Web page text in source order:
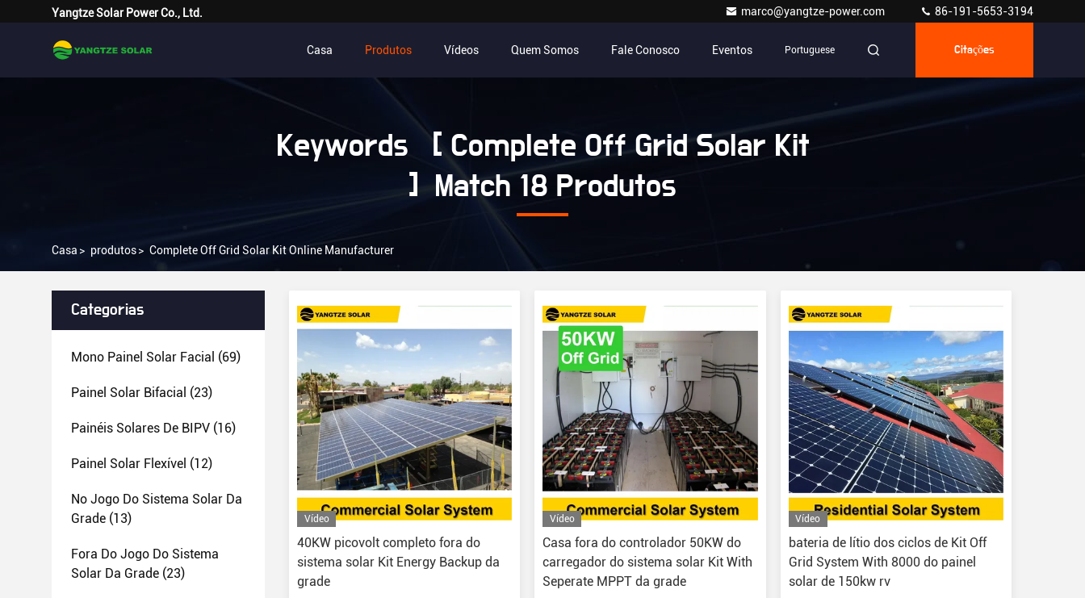
Yangtze Solar Power Co., Ltd. marco@yangtze-power.com 86-191-5653-3194
Casa Produtos Vídeos Quem Somos Fale Conosco Eventos Portuguese Citações
Keywords [ Complete Off Grid Solar Kit
] Match 18 Produtos
Casa > produtos> Complete Off Grid Solar Kit Online Manufacturer
Categorias
Mono Painel Solar Facial (69)
Painel Solar Bifacial (23)
Painéis Solares De BIPV (16)
Painel Solar Flexível (12)
No Jogo Do Sistema Solar Da
Grade (13)
Fora Do Jogo Do Sistema
Solar Da Grade (23)
Vídeo
40KW picovolt completo fora do
sistema solar Kit Energy Backup da
grade
Vídeo
Casa fora do controlador 50KW do
carregador do sistema solar Kit With
Seperate MPPT da grade
Vídeo
bateria de lítio dos ciclos de Kit Off
Grid System With 8000 do painel
solar de 150kw rv